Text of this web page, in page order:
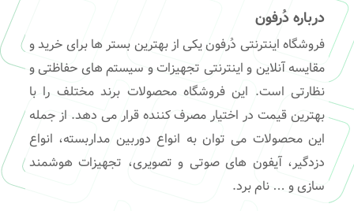
درباره دُرفون
فروشگاه اینترنتی دُرفون یکی از بهترین بستر ها برای خرید و
مقایسه آنلاین و اینترنتی تجهیزات و سیستم های حفاظتی و
نظارتی است. این فروشگاه محصولات برند مختلف را با
بهترین قیمت در اختیار مصرف کننده قرار می دهد. از جمله
این محصولات می توان به انواع دوربین مداربسته، انواع
دزدگیر، آیفون های صوتی و تصویری، تجهیزات هوشمند
سازی و … نام برد.